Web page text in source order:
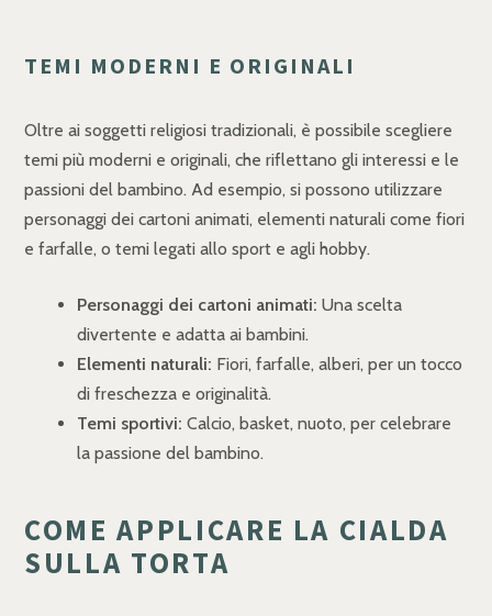
TEMI MODERNI E ORIGINALI
Oltre ai soggetti religiosi tradizionali, è possibile scegliere
temi più moderni e originali, che riflettano gli interessi e le
passioni del bambino. Ad esempio, si possono utilizzare
personaggi dei cartoni animati, elementi naturali come fiori
e farfalle, o temi legati allo sport e agli hobby.
Personaggi dei cartoni animati: Una scelta
divertente e adatta ai bambini.
Elementi naturali: Fiori, farfalle, alberi, per un tocco
di freschezza e originalità.
Temi sportivi: Calcio, basket, nuoto, per celebrare
la passione del bambino.
COME APPLICARE LA CIALDA
SULLA TORTA